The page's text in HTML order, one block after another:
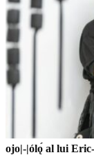
ojo|-|ólǫ́ al lui